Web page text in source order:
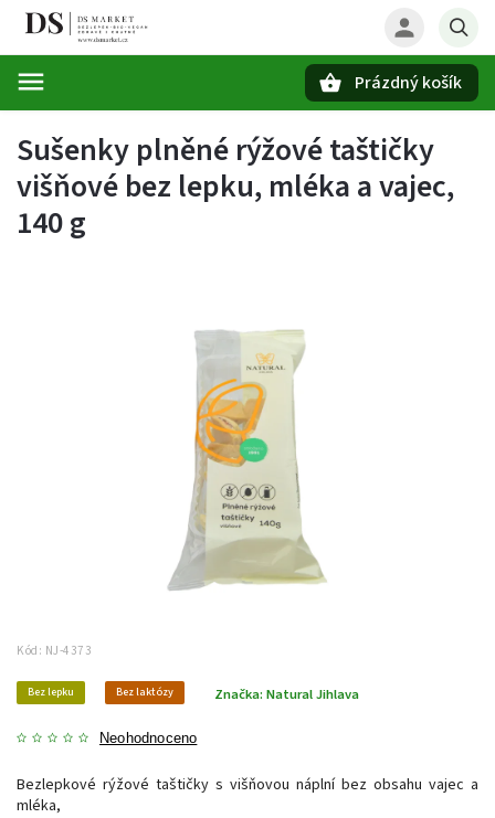
Prázdný košík
Sušenky plněné rýžové taštičky
višňové bez lepku, mléka a vajec,
140 g
Kód: NJ-4373
Bez lepku Bez laktózy
Neohodnoceno
Značka: Natural Jihlava
Bezlepkové rýžové taštičky s višňovou náplní bez obsahu vajec a
mléka,